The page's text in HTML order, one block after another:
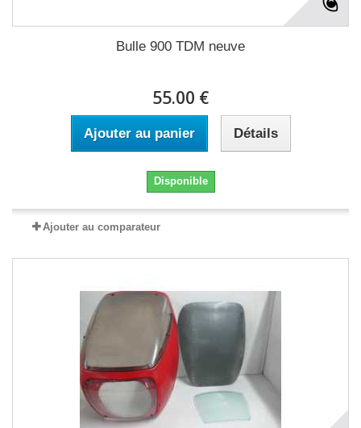
Bulle 900 TDM neuve
55.00 €
Ajouter au panier Détails
Disponible
Ajouter au comparateur